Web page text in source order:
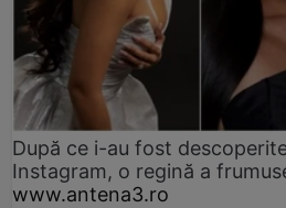
După ce i-au fost
Instagram, o regină a
www.antena3.ro